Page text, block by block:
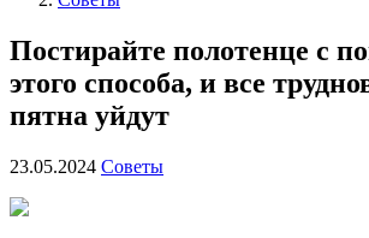
Постирайте полотенце с
этого способа, и все
пятна уйдут
23.05.2024 Советы